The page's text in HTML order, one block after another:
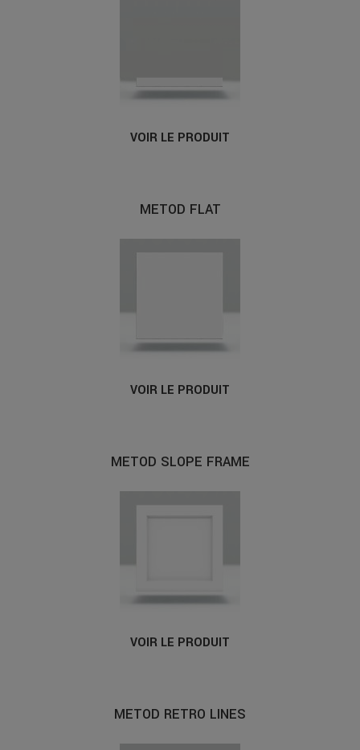
VOIR LE PRODUIT
METOD FLAT
VOIR LE PRODUIT
METOD SLOPE FRAME
VOIR LE PRODUIT
METOD RETRO LINES